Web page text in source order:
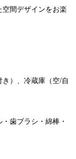
空間デザインをお楽
）、冷蔵庫（空/自
歯ブラシ・綿棒・